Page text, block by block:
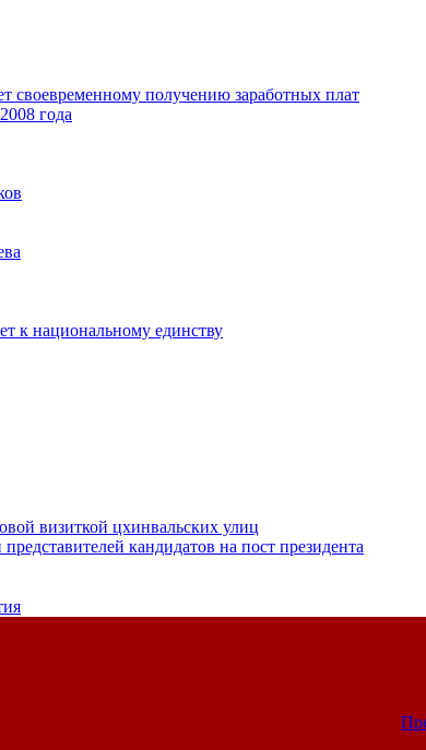
своевременному получению заработных плат
года
к национальному единству
визиткой цхинвальских улиц
кандидатов на пост президента